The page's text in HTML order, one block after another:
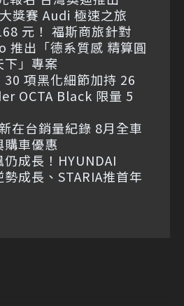
獎賽 Audi 極速之旅
元！ 福斯商旅針對
推出「德系質感 精算圓
」專案
項黑化細節加持 26
OCTA Black 限量 5
在台銷量紀錄 8月全車
購車優惠
成長！HYUNDAI
成長、STARIA推首年